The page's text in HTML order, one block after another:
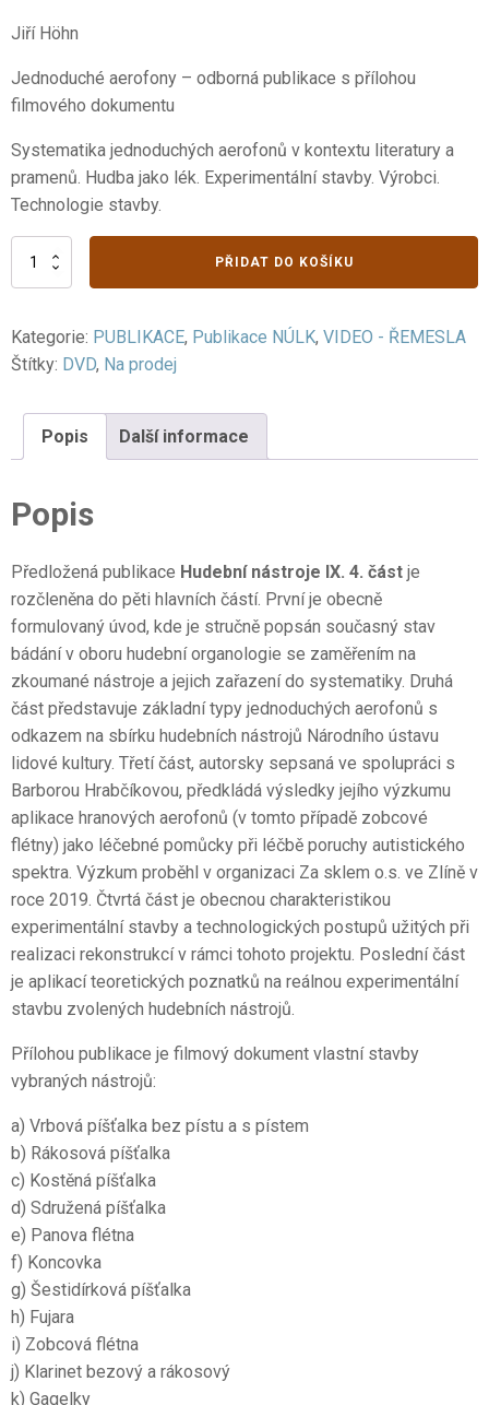
Jiří Höhn
Jednoduché aerofony – odborná publikace s přílohou
filmového dokumentu
Systematika jednoduchých aerofonů v kontextu literatury a
pramenů. Hudba jako lék. Experimentální stavby. Výrobci.
Technologie stavby.
Hudební
nástroje
část
množství
PŘIDAT DO KOŠÍKU
Kategorie: PUBLIKACE, Publikace NÚLK, VIDEO - ŘEMESLA
Štítky: DVD, Na prodej
Popis Další informace
Popis
Předložená publikace Hudební nástroje IX. 4. část je
rozčleněna do pěti hlavních částí. První je obecně
formulovaný úvod, kde je stručně popsán současný stav
bádání v oboru hudební organologie se zaměřením na
zkoumané nástroje a jejich zařazení do systematiky. Druhá
část představuje základní typy jednoduchých aerofonů s
odkazem na sbírku hudebních nástrojů Národního ústavu
lidové kultury. Třetí část, autorsky sepsaná ve spolupráci s
Barborou Hrabčíkovou, předkládá výsledky jejího výzkumu
aplikace hranových aerofonů (v tomto případě zobcové
flétny) jako léčebné pomůcky při léčbě poruchy autistického
spektra. Výzkum proběhl v organizaci Za sklem o.s. ve Zlíně v
roce 2019. Čtvrtá část je obecnou charakteristikou
experimentální stavby a technologických postupů užitých při
realizaci rekonstrukcí v rámci tohoto projektu. Poslední část
je aplikací teoretických poznatků na reálnou experimentální
stavbu zvolených hudebních nástrojů.
Přílohou publikace je filmový dokument vlastní stavby
vybraných nástrojů:
a) Vrbová píšťalka bez pístu a s pístem
b) Rákosová píšťalka
c) Kostěná píšťalka
d) Sdružená píšťalka
e) Panova flétna
f) Koncovka
g) Šestidírková píšťalka
h) Fujara
i) Zobcová flétna
j) Klarinet bezový a rákosový
k) Gagelky